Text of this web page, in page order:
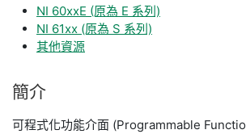
NI 60xxE (原為 E 系列)
NI 61xx (原為 S 系列)
其他資源
簡介
可程式化功能介面 (Programmable